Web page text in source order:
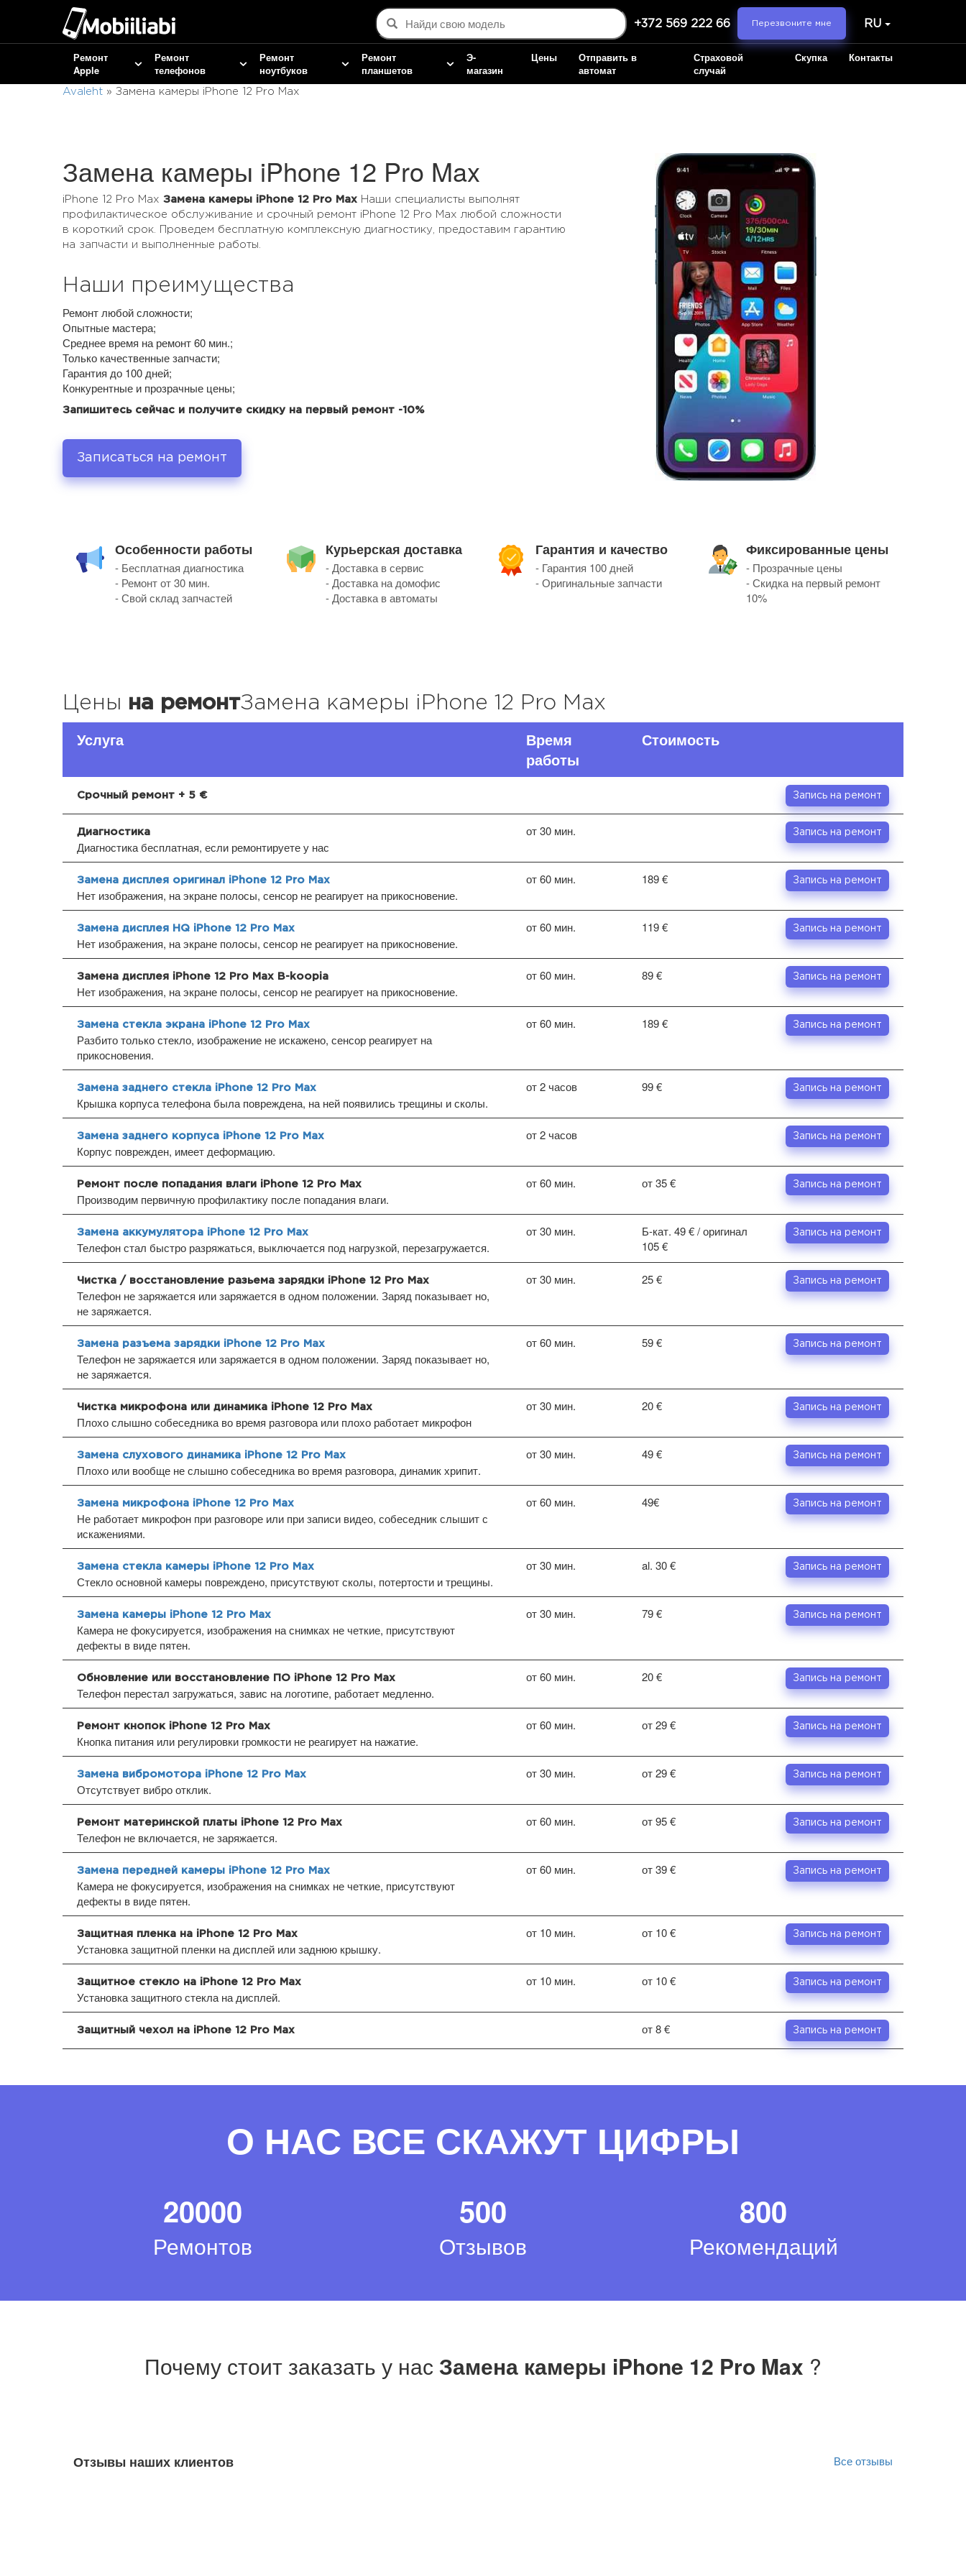
+372 569 222 66 Перезвоните мне RU
Ремонт
Apple
Ремонт
телефонов
Ремонт
ноутбуков
Ремонт
планшетов
Э-
магазин
Цены
Отправить в
автомат
Страховой
случай
Скупка Контакты
Avaleht » Замена камеры iPhone 12 Pro Max
Замена камеры iPhone 12 Pro Max
iPhone 12 Pro Max Замена камеры iPhone 12 Pro Max Наши специалисты выполнят
профилактическое обслуживание и срочный ремонт iPhone 12 Pro Max любой сложности
в короткий срок. Проведем бесплатную комплексную диагностику, предоставим гарантию
на запчасти и выполненные работы.
Наши преимущества
Ремонт любой сложности;
Опытные мастера;
Среднее время на ремонт 60 мин.;
Только качественные запчасти;
Гарантия до 100 дней;
Конкурентные и прозрачные цены;
Запишитесь сейчас и получите скидку на первый ремонт -10%
Записаться на ремонт
Особенности работы
- Бесплатная диагностика
- Ремонт от 30 мин.
- Свой склад запчастей
Курьерская доставка
- Доставка в сервис
- Доставка на домофис
- Доставка в автоматы
Гарантия и качество
- Гарантия 100 дней
- Оригинальные запчасти
Фиксированные цены
- Прозрачные цены
- Скидка на первый ремонт
10%
Цены на ремонтЗамена камеры iPhone 12 Pro Max
Услуга
Время
работы
Стоимость
Срочный ремонт + 5 € Запись на ремонт
Диагностика
Диагностика бесплатная, если ремонтируете у нас
от 30 мин. Запись на ремонт
Замена дисплея оригинал iPhone 12 Pro Max
Нет изображения, на экране полосы, сенсор не реагирует на прикосновение.
от 60 мин. 189 € Запись на ремонт
Замена дисплея HQ iPhone 12 Pro Max
Нет изображения, на экране полосы, сенсор не реагирует на прикосновение.
от 60 мин. 119 € Запись на ремонт
Замена дисплея iPhone 12 Pro Max B-koopia
Нет изображения, на экране полосы, сенсор не реагирует на прикосновение.
от 60 мин. 89 € Запись на ремонт
Замена стекла экрана iPhone 12 Pro Max
Разбито только стекло, изображение не искажено, сенсор реагирует на
прикосновения.
от 60 мин. 189 € Запись на ремонт
Замена заднего стекла iPhone 12 Pro Max
Крышка корпуса телефона была повреждена, на ней появились трещины и сколы.
от 2 часов 99 € Запись на ремонт
Замена заднего корпуса iPhone 12 Pro Max
Корпус поврежден, имеет деформацию.
от 2 часов Запись на ремонт
Ремонт после попадания влаги iPhone 12 Pro Max
Производим первичную профилактику после попадания влаги.
от 60 мин. от 35 € Запись на ремонт
Замена аккумулятора iPhone 12 Pro Max
Телефон стал быстро разряжаться, выключается под нагрузкой, перезагружается.
от 30 мин.
Б-кат. 49 € / оригинал
105 €
Запись на ремонт
Чистка / восстановление разьема зарядки iPhone 12 Pro Max
Телефон не заряжается или заряжается в одном положении. Заряд показывает но,
не заряжается.
от 30 мин. 25 € Запись на ремонт
Замена разъема зарядки iPhone 12 Pro Max
Телефон не заряжается или заряжается в одном положении. Заряд показывает но,
не заряжается.
от 60 мин. 59 € Запись на ремонт
Чистка микрофона или динамика iPhone 12 Pro Max
Плохо слышно собеседника во время разговора или плохо работает микрофон
от 30 мин. 20 € Запись на ремонт
Замена слухового динамика iPhone 12 Pro Max
Плохо или вообще не слышно собеседника во время разговора, динамик хрипит.
от 30 мин. 49 € Запись на ремонт
Замена микрофона iPhone 12 Pro Max
Не работает микрофон при разговоре или при записи видео, собеседник слышит с
искажениями.
от 60 мин. 49€ Запись на ремонт
Замена стекла камеры iPhone 12 Pro Max
Стекло основной камеры повреждено, присутствуют сколы, потертости и трещины.
от 30 мин. al. 30 € Запись на ремонт
Замена камеры iPhone 12 Pro Max
Камера не фокусируется, изображения на снимках не четкие, присутствуют
дефекты в виде пятен.
от 30 мин. 79 € Запись на ремонт
Обновление или восстановление ПО iPhone 12 Pro Max
Телефон перестал загружаться, завис на логотипе, работает медленно.
от 60 мин. 20 € Запись на ремонт
Ремонт кнопок iPhone 12 Pro Max
Кнопка питания или регулировки громкости не реагирует на нажатие.
от 60 мин. от 29 € Запись на ремонт
Замена вибромотора iPhone 12 Pro Max
Отсутствует вибро отклик.
от 30 мин. от 29 € Запись на ремонт
Ремонт материнской платы iPhone 12 Pro Max
Телефон не включается, не заряжается.
от 60 мин. от 95 € Запись на ремонт
Замена передней камеры iPhone 12 Pro Max
Камера не фокусируется, изображения на снимках не четкие, присутствуют
дефекты в виде пятен.
от 60 мин. от 39 € Запись на ремонт
Защитная пленка на iPhone 12 Pro Max
Установка защитной пленки на дисплей или заднюю крышку.
от 10 мин. от 10 € Запись на ремонт
Защитное стекло на iPhone 12 Pro Max
Установка защитного стекла на дисплей.
от 10 мин. от 10 € Запись на ремонт
Защитный чехол на iPhone 12 Pro Max от 8 € Запись на ремонт
О НАС ВСЕ СКАЖУТ ЦИФРЫ
20000
Ремонтов
500
Отзывов
800
Рекомендаций
Почему стоит заказать у нас Замена камеры iPhone 12 Pro Max ?
Отзывы наших клиентов Все отзывы